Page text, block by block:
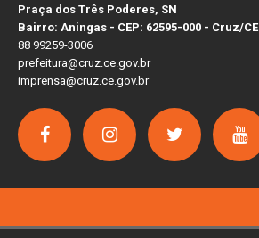
Praça dos Três Poderes, SN
Bairro: Aningas - CEP: 62595-000 - Cruz/CE
88 99259-3006
prefeitura@cruz.ce.gov.br
imprensa@cruz.ce.gov.br